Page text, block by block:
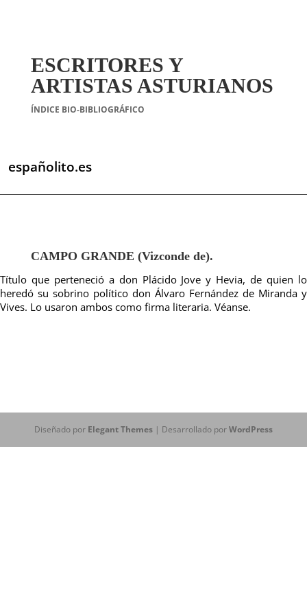
ESCRITORES Y
ARTISTAS ASTURIANOS
ÍNDICE BIO-BIBLIOGRÁFICO
españolito.es
CAMPO GRANDE (Vizconde de).
Título que perteneció a don Plácido Jove y Hevia, de quien lo
heredó su sobrino político don Álvaro Fernández de Miranda y
Vives. Lo usaron ambos como firma literaria. Véanse.
Diseñado por Elegant Themes| Desarrollado porWordPress